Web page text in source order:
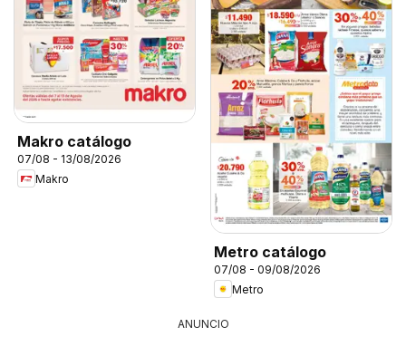
Makro catálogo
07/08 - 13/08/2026
Makro
Metro catálogo
07/08 - 09/08/2026
Metro
ANUNCIO